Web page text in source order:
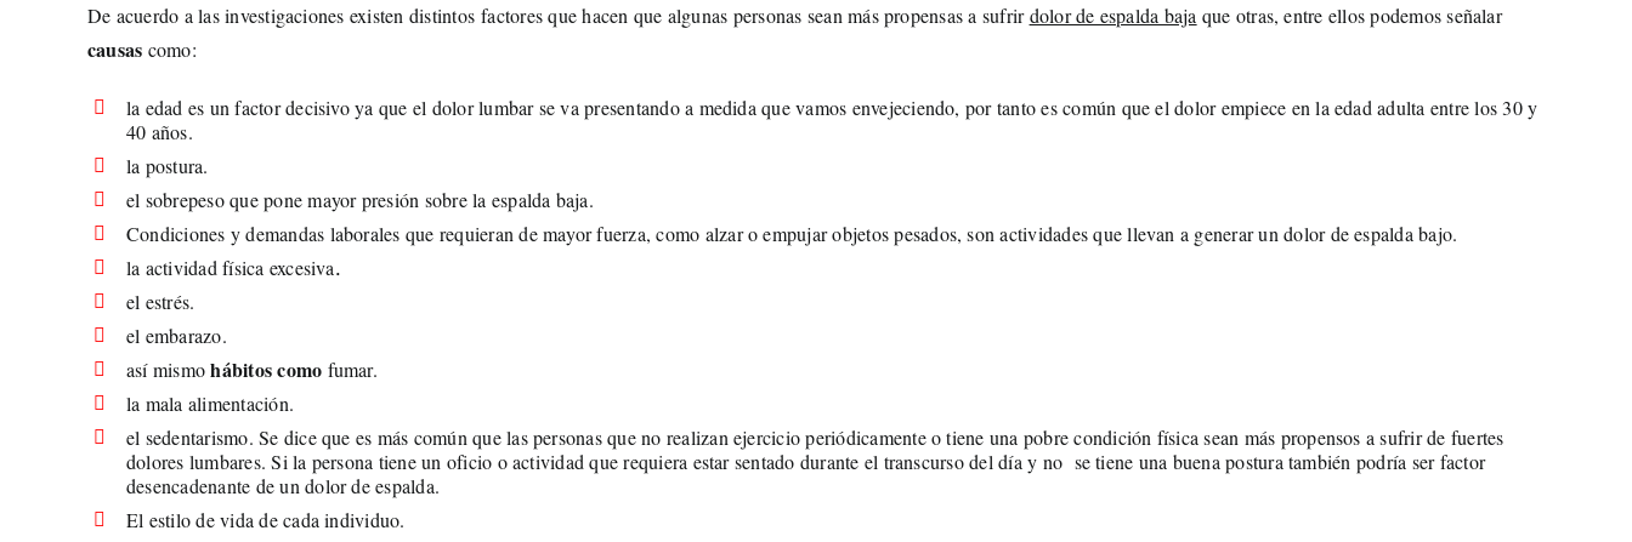
De acuerdo a las investigaciones existen distintos factores que hacen que algunas personas sean más propensas a sufrirdolor de espalda baja que otras, entre ellos podemos señalar
causas como:
la edad es un factor decisivo ya que el dolor lumbar se va presentando a medida que vamos envejeciendo, por tanto es común que el dolor empiece en la edad adulta entre los 30 y
40 años.
la postura.
el sobrepeso que pone mayor presión sobre la espalda baja.
Condiciones y demandas laborales que requieran de mayor fuerza, como alzar o empujar objetos pesados, son actividades que llevan a generar un dolor de espalda bajo.
la actividad física excesiva.
el estrés.
el embarazo.
así mismohábitos como fumar.
la mala alimentación.
el sedentarismo. Se dice que es más común que las personas que no realizan ejercicio periódicamente o tiene una pobre condición física sean más propensos a sufrir de fuertes
dolores lumbares. Si la persona tiene un oficio o actividad que requiera estar sentado durante el transcurso del día y no se tiene una buena postura también podría ser factor
desencadenante de un dolor de espalda.
El estilo de vida de cada individuo.